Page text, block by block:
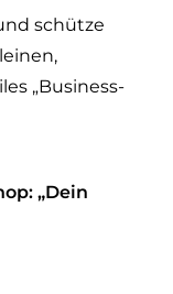
schütze
„Business-
„Dein